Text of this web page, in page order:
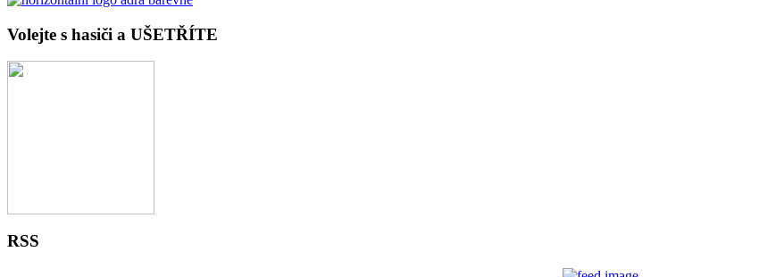
Volejte s hasiči a UŠETŘÍTE
RSS